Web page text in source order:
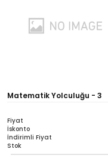
Matematik Yolculuğu - 3
Fiyat
İskonto
İndirimli Fiyat
Stok